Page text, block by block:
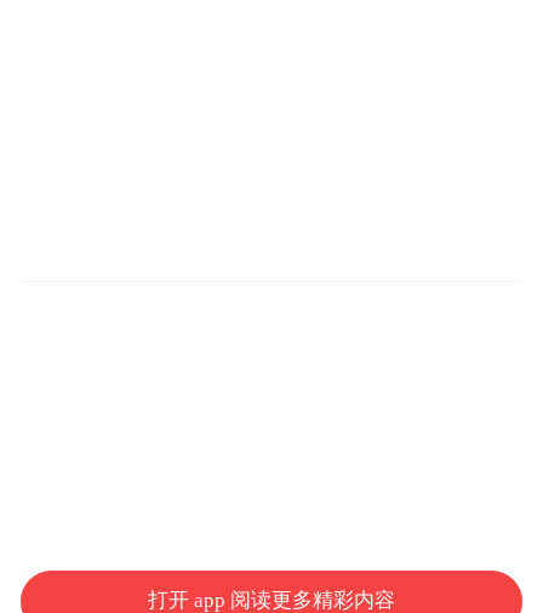
打开 app 阅读更多精彩内容